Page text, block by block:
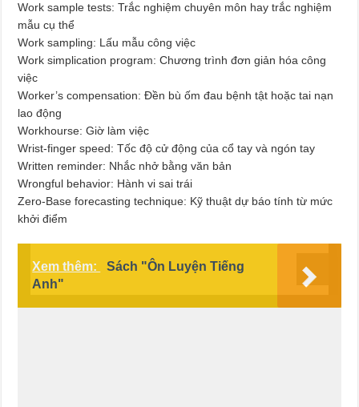
Work sample tests: Trắc nghiệm chuyên môn hay trắc nghiệm
mẫu cụ thể
Work sampling: Lấu mẫu công việc
Work simplication program: Chương trình đơn giản hóa công
việc
Worker’s compensation: Đền bù ốm đau bệnh tật hoặc tai nạn
lao động
Workhourse: Giờ làm việc
Wrist-finger speed: Tốc độ cử động của cổ tay và ngón tay
Written reminder: Nhắc nhở bằng văn bản
Wrongful behavior: Hành vi sai trái
Zero-Base forecasting technique: Kỹ thuật dự báo tính từ mức
khởi điểm
Xem thêm:
Sách "Ôn Luyện Tiếng
Anh"